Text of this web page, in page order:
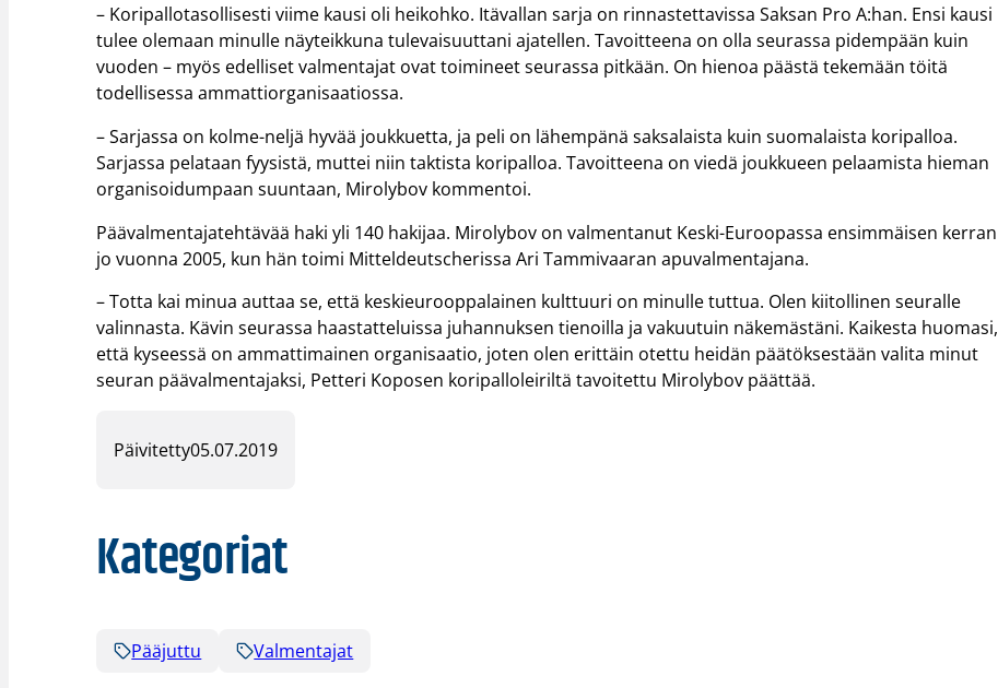
– Koripallotasollisesti viime kausi oli heikohko. Itävallan sarja on rinnastettavissa Saksan Pro A:han. Ensi kausi
tulee olemaan minulle näyteikkuna tulevaisuuttani ajatellen. Tavoitteena on olla seurassa pidempään kuin
vuoden – myös edelliset valmentajat ovat toimineet seurassa pitkään. On hienoa päästä tekemään töitä
todellisessa ammattiorganisaatiossa.
– Sarjassa on kolme-neljä hyvää joukkuetta, ja peli on lähempänä saksalaista kuin suomalaista koripalloa.
Sarjassa pelataan fyysistä, muttei niin taktista koripalloa. Tavoitteena on viedä joukkueen pelaamista hieman
organisoidumpaan suuntaan, Mirolybov kommentoi.
Päävalmentajatehtävää haki yli 140 hakijaa. Mirolybov on valmentanut Keski-Euroopassa ensimmäisen kerran
jo vuonna 2005, kun hän toimi Mitteldeutscherissa Ari Tammivaaran apuvalmentajana.
– Totta kai minua auttaa se, että keskieurooppalainen kulttuuri on minulle tuttua. Olen kiitollinen seuralle
valinnasta. Kävin seurassa haastatteluissa juhannuksen tienoilla ja vakuutuin näkemästäni. Kaikesta huomasi,
että kyseessä on ammattimainen organisaatio, joten olen erittäin otettu heidän päätöksestään valita minut
seuran päävalmentajaksi, Petteri Koposen koripalloleiriltä tavoitettu Mirolybov päättää.
Päivitetty05.07.2019
Kategoriat
Pääjuttu Valmentajat